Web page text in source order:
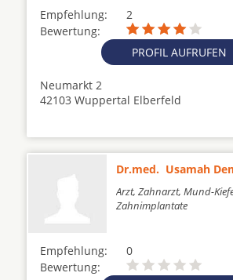
Empfehlung:
2
Bewertung:
PROFIL AUFRUFEN
Neumarkt 2
42103 Wuppertal Elberfeld
Dr.med. Usamah
Arzt, Zahnarzt, Mund-
Zahnimplantate
Empfehlung:
0
Bewertung: